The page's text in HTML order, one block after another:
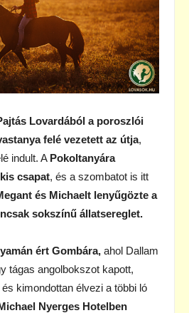
Lovardából a poroszlói
felé vezetett az útja,
indult. A Pokoltanyára
csapat, és a szombatot is itt
és Michaelt lenyűgözte a
sokszínű állatsereglet.
ért Gombára, ahol Dallam
tágas angolbokszot kapott,
kimondottan élvezi a többi ló
Nyerges Hotelben